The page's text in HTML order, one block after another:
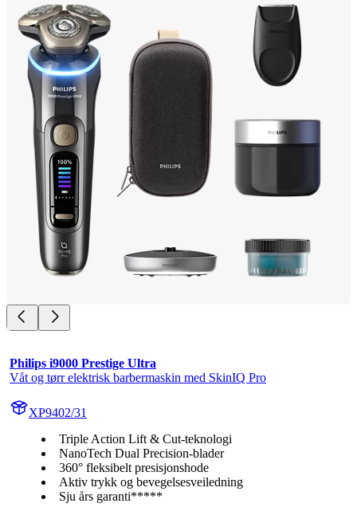
Philips i9000 Prestige Ultra
Våt og tørr elektrisk barbermaskin med SkinIQ Pro
XP9402/31
Triple Action Lift & Cut-teknologi
NanoTech Dual Precision-blader
360° fleksibelt presisjonshode
Aktiv trykk og bevegelsesveiledning
Sju års garanti*****